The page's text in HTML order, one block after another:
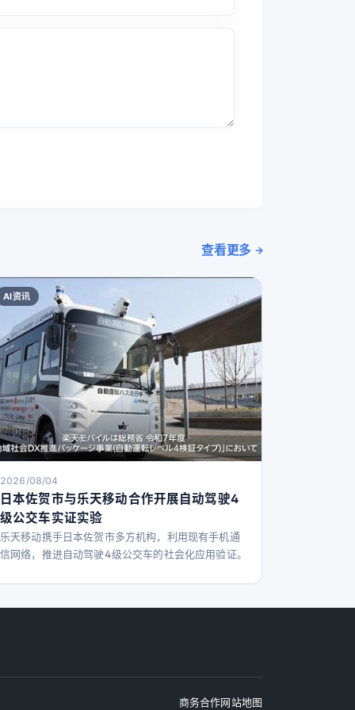
查看更多
AI资讯
2026/08/04
日本佐贺市与乐天移动合作开展自动驾驶4
级公交车实证实验
乐天移动携手日本佐贺市多方机构，利用现有手机通
信网络，推进自动驾驶4级公交车的社会化应用验证。
商务合作网站地图